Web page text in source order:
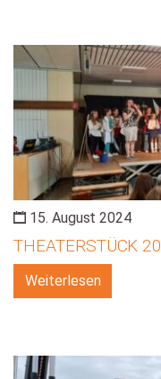
15. August 2024
THEATERSTÜCK
Weiterlesen